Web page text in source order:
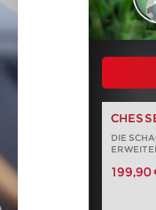
DIE
199,90